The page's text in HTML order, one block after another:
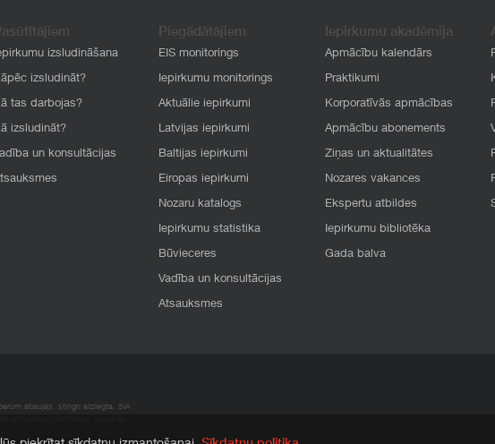
izsludināšana
izsludināt?
tas darbojas?
izsludināt?
un konsultācijas
Piegādātājiem
EIS monitorings
Iepirkumu monitorings
Aktuālie iepirkumi
Latvijas iepirkumi
Baltijas iepirkumi
Eiropas iepirkumi
Nozaru katalogs
Iepirkumu statistika
Būvieceres
Vadība un konsultācijas
Atsauksmes
Iepirkumu akadēmija
Apmācību kalendārs
Praktikumi
Korporatīvās apmācības
Apmācību abonements
Ziņas un aktualitātes
Nozares vakances
Ekspertu atbildes
Iepirkumu bibliotēka
Gada balva
atļaujas, stingri aizliegta. SIA